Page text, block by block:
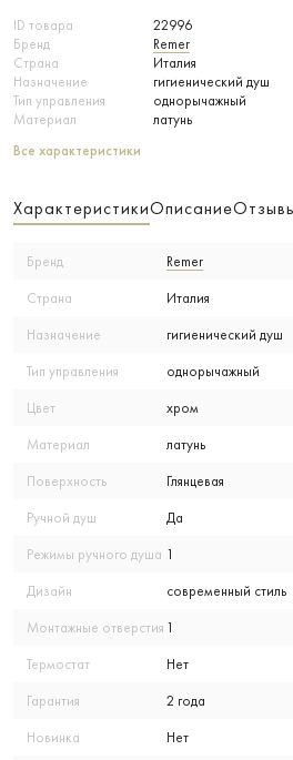
ID товара
22996
Бренд
Remer
Страна
Италия
Назначение
гигиенический душ
Тип управления
однорычажный
Материал
латунь
Все характеристики
ХарактеристикиОписание
Бренд Remer
Страна Италия
Назначение гигиенический душ
Тип управления однорычажный
Цвет хром
Материал латунь
Поверхность Глянцевая
Ручной душ Да
Режимы ручного душа 1
Дизайн современный стиль
Монтажные отверстия 1
Термостат Нет
Гарантия 2 года
Новинка Нет